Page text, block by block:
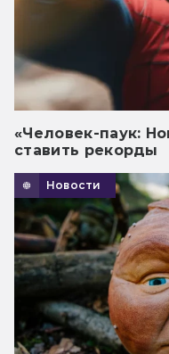
«Человек-паук:
ставить рекорды
Новости